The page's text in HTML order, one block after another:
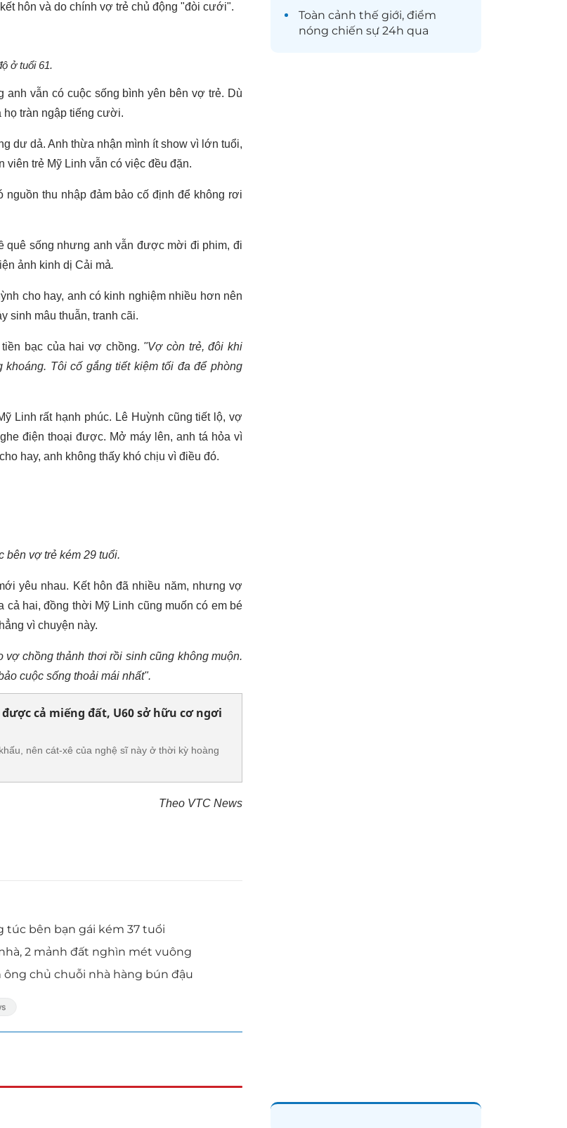
hôn và do chính vợ trẻ chủ động "đòi cưới".
ở tuổi 61.
vẫn có cuộc sống bình yên bên vợ trẻ. Dù
họ tràn ngập tiếng cười.
dư dả. Anh thừa nhận mình ít show vì lớn tuổi,
trẻ Mỹ Linh vẫn có việc đều đặn.
thu nhập đảm bảo cố định để không rơi
quê sống nhưng anh vẫn được mời đi phim, đi
ảnh kinh dị Cải mả.
cho hay, anh có kinh nghiệm nhiều hơn nên
sinh mâu thuẫn, tranh cãi.
bạc của hai vợ chồng. "Vợ còn trẻ, đôi khi
Tôi cố gắng tiết kiệm tối đa để phòng
Linh rất hạnh phúc. Lê Huỳnh cũng tiết lộ, vợ
điện thoại được. Mở máy lên, anh tá hỏa vì
hay, anh không thấy khó chịu vì điều đó.
bên vợ trẻ kém 29 tuổi.
yêu nhau. Kết hôn đã nhiều năm, nhưng vợ
hai, đồng thời Mỹ Linh cũng muốn có em bé
vì chuyện này.
chồng thảnh thơi rồi sinh cũng không muộn.
cuộc sống thoải mái nhất".
cả miếng đất, U60 sở hữu cơ ngơi
nên cát-xê của nghệ sĩ này ở thời kỳ hoàng
Theo VTC News
túc bên bạn gái kém 37 tuổi
2 mảnh đất nghìn mét vuông
chủ chuỗi nhà hàng bún đậu
Toàn cảnh thế giới, điểm
nóng chiến sự 24h qua